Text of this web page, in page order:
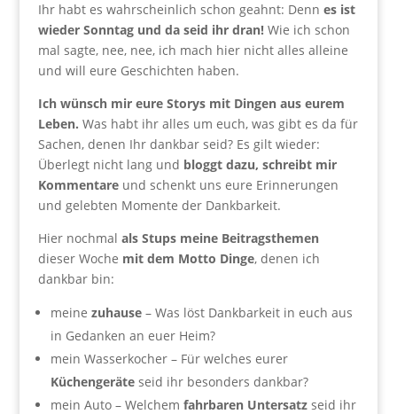
Ihr habt es wahrscheinlich schon geahnt: Denn es ist
wieder Sonntag und da seid ihr dran! Wie ich schon
mal sagte, nee, nee, ich mach hier nicht alles alleine
und will eure Geschichten haben.
Ich wünsch mir eure Storys mit Dingen aus eurem
Leben. Was habt ihr alles um euch, was gibt es da für
Sachen, denen Ihr dankbar seid? Es gilt wieder:
Überlegt nicht lang und bloggt dazu, schreibt mir
Kommentareund schenkt uns eure Erinnerungen
und gelebten Momente der Dankbarkeit.
Hier nochmal als Stups meine Beitragsthemen
dieser Woche mit dem Motto Dinge, denen ich
dankbar bin:
meine zuhause – Was löst Dankbarkeit in euch aus
in Gedanken an euer Heim?
mein Wasserkocher – Für welches eurer
Küchengeräte seid ihr besonders dankbar?
mein Auto – Welchem fahrbaren Untersatzseid ihr